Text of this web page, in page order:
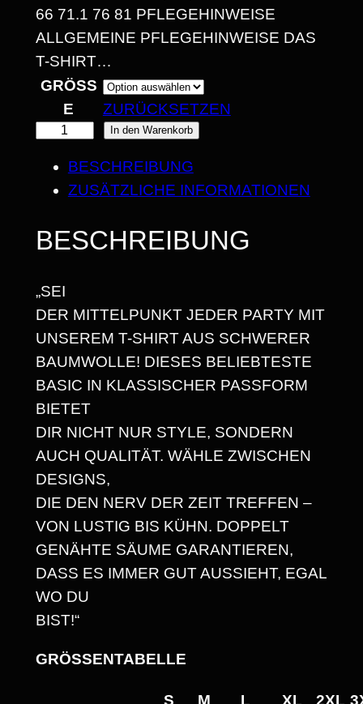
,
3
0
€
B
I
S
,
6
8
€
6 71.1 76 81 PFLEGEHINWEISE A
LLGEMEINE PFLEGEHINWEISE DAS T
-SHIRT…
GRÖSSE
ZURÜCKSETZEN
C
/
H
E
A
V
Y
W
E
I
G
H
T
U
N
I
In den Warenkorb
BESCHREIBUNG
ZUSÄTZLICHE INFORMATIONEN
BESCHREIBUNG
„SEI
DER MITTELPUNKT JEDER PARTY MIT
UNSEREM T-SHIRT AUS SCHWERER
BAUMWOLLE! DIESES BELIEBTESTE
BASIC IN KLASSISCHER PASSFORM
BIETET
DIR NICHT NUR STYLE, SONDERN
AUCH QUALITÄT. WÄHLE ZWISCHEN
DESIGNS,
DIE DEN NERV DER ZEIT TREFFEN –
VON LUSTIG BIS KÜHN. DOPPELT
GENÄHTE SÄUME GARANTIEREN,
DASS ES IMMER GUT AUSSIEHT, EGAL
WO DU
BIST!“
GRÖSSENTABELLE
S M L XL 2XL